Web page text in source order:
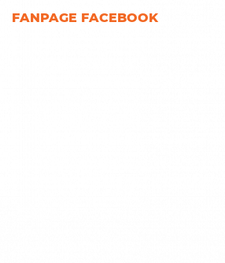
FANPAGE FACEBOOK